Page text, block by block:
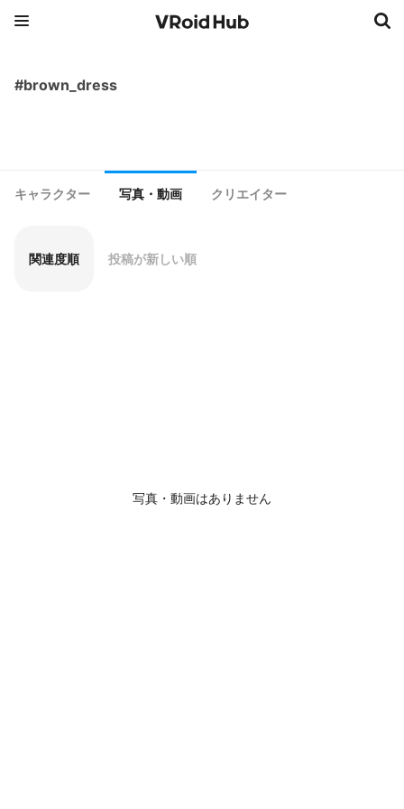
#brown_dress
キャラクター 写真・動画 クリエイター
関連度順 投稿が新しい順
写真・動画はありません